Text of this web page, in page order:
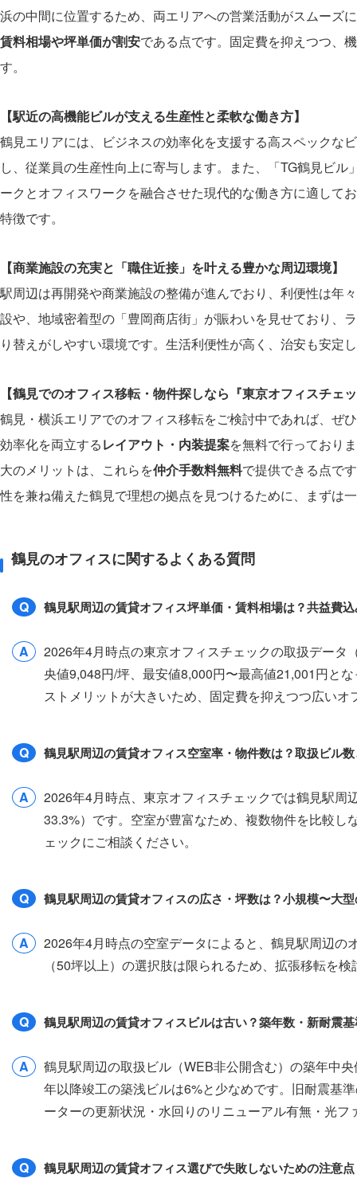
浜の中間に位置するため、両エリアへの営業活動がスムーズ
賃料相場や坪単価が割安である点です。固定費を抑えつつ、
す。
【駅近の高機能ビルが支える生産性と柔軟な働き方】
鶴見エリアには、ビジネスの効率化を支援する高スペックな
し、従業員の生産性向上に寄与します。また、「TG鶴見ビ
ークとオフィスワークを融合させた現代的な働き方に適して
特徴です。
【商業施設の充実と「職住近接」を叶える豊かな周辺環境】
駅周辺は再開発や商業施設の整備が進んでおり、利便性は年
設や、地域密着型の「豊岡商店街」が賑わいを見せており、
り替えがしやすい環境です。生活利便性が高く、治安も安定
【鶴見でのオフィス移転・物件探しなら『東京オフィスチェ
鶴見・横浜エリアでのオフィス移転をご検討中であれば、ぜひ
効率化を両立するレイアウト・内装提案を無料で行っており
大のメリットは、これらを仲介手数料無料で提供できる点で
性を兼ね備えた鶴見で理想の拠点を見つけるために、まずは
鶴見のオフィスに関するよくある質問
Q 鶴見駅周辺の賃貸オフィス坪単価・賃料相場は？共益費
A
2026年4月時点の東京オフィスチェックの取扱デー
央値9,048円/坪、最安値8,000円〜最高値21,001円と
ストメリットが大きいため、固定費を抑えつつ広い
Q 鶴見駅周辺の賃貸オフィス空室率・物件数は？取扱ビル
A
2026年4月時点、東京オフィスチェックでは鶴見駅
33.3%）です。空室が豊富なため、複数物件を比較
ェックにご相談ください。
Q 鶴見駅周辺の賃貸オフィスの広さ・坪数は？小規模〜大
A
2026年4月時点の空室データによると、鶴見駅周辺
（50坪以上）の選択肢は限られるため、拡張移転を
Q 鶴見駅周辺の賃貸オフィスビルは古い？築年数・新耐震
A
鶴見駅周辺の取扱ビル（WEB非公開含む）の築年中
年以降竣工の築浅ビルは6%と少なめです。旧耐震基
ーターの更新状況・水回りのリニューアル有無・光
Q 鶴見駅周辺の賃貸オフィス選びで失敗しないための注意